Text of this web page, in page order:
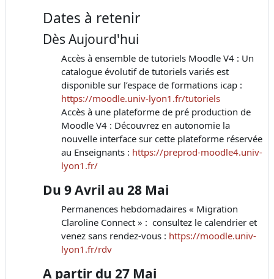
Dates à retenir
Dès Aujourd'hui
Accès à ensemble de tutoriels Moodle V4 : Un
catalogue évolutif de tutoriels variés est
disponible sur l’espace de formations icap :
https://moodle.univ-lyon1.fr/tutoriels
Accès à une plateforme de pré production de
Moodle V4 : Découvrez en autonomie la
nouvelle interface sur cette plateforme réservée
au Enseignants : https://preprod-moodle4.univ-
lyon1.fr/
Du 9 Avril au 28 Mai
Permanences hebdomadaires « Migration
Claroline Connect » : consultez le calendrier et
venez sans rendez-vous : https://moodle.univ-
lyon1.fr/rdv
A partir du 27 Mai